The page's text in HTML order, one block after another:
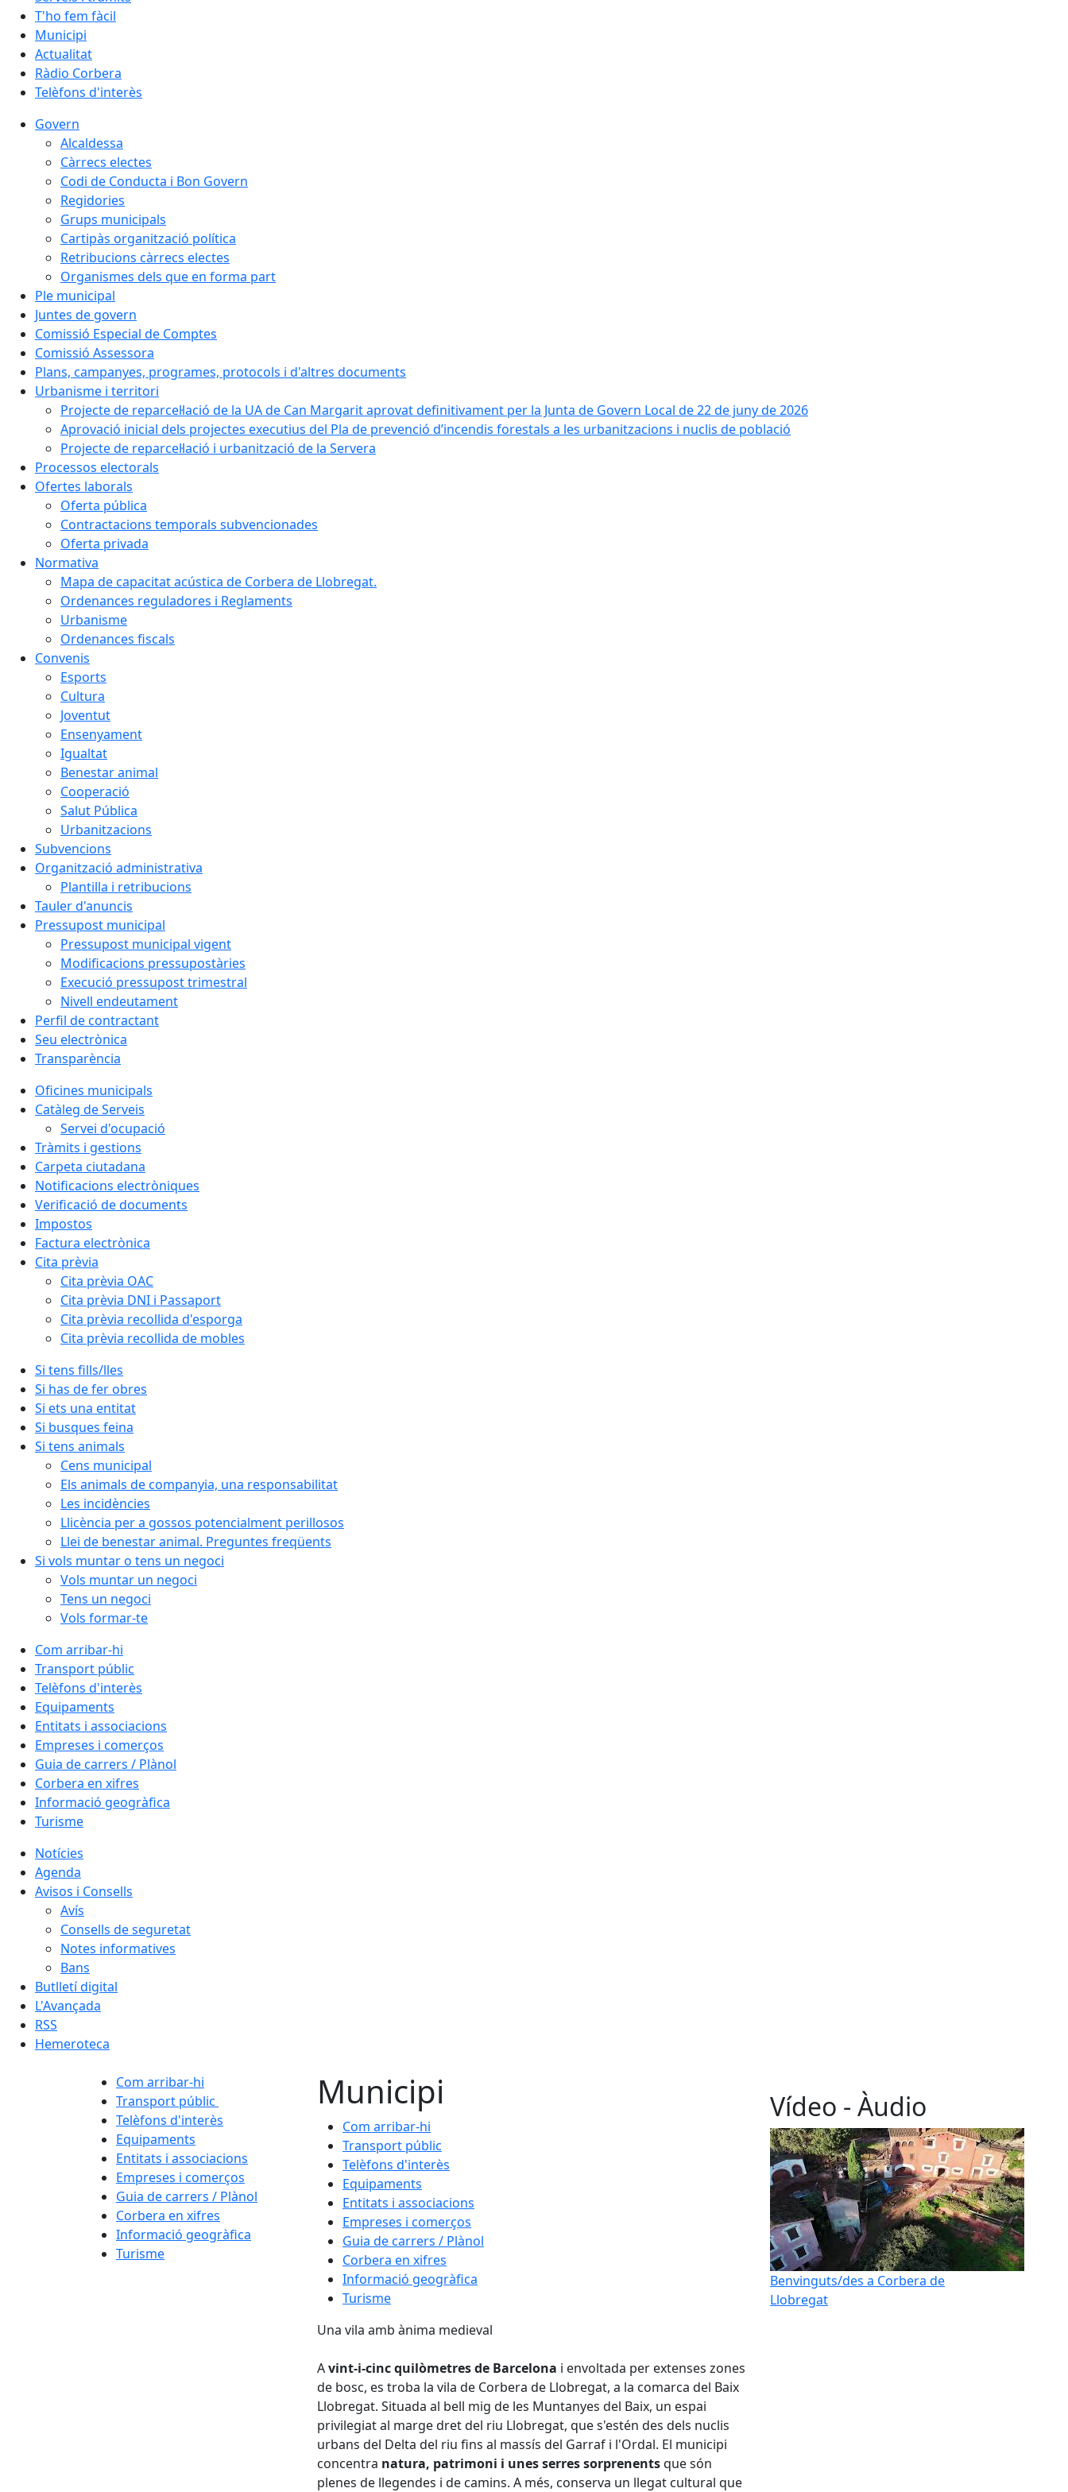
T'ho fem fàcil
Municipi
Actualitat
Ràdio Corbera
Telèfons d'interès
Govern
Alcaldessa
Càrrecs electes
Codi de Conducta i Bon Govern
Regidories
Grups municipals
Cartipàs organització política
Retribucions càrrecs electes
Organismes dels que en forma part
Ple municipal
Juntes de govern
Comissió Especial de Comptes
Comissió Assessora
Plans, campanyes, programes, protocols i d'altres documents
Urbanisme i territori
Projecte de reparcel·lació de la UA de Can Margarit aprovat definitivament per la Junta de Govern Local de 22 de juny de 2026
Aprovació inicial dels projectes executius del Pla de prevenció d’incendis forestals a les urbanitzacions i nuclis de població
Projecte de reparcel·lació i urbanització de la Servera
Processos electorals
Ofertes laborals
Oferta pública
Contractacions temporals subvencionades
Oferta privada
Normativa
Mapa de capacitat acústica de Corbera de Llobregat.
Ordenances reguladores i Reglaments
Urbanisme
Ordenances fiscals
Convenis
Esports
Cultura
Joventut
Ensenyament
Igualtat
Benestar animal
Cooperació
Salut Pública
Urbanitzacions
Subvencions
Organització administrativa
Plantilla i retribucions
Tauler d'anuncis
Pressupost municipal
Pressupost municipal vigent
Modificacions pressupostàries
Execució pressupost trimestral
Nivell endeutament
Perfil de contractant
Seu electrònica
Transparència
Oficines municipals
Catàleg de Serveis
Servei d'ocupació
Tràmits i gestions
Carpeta ciutadana
Notificacions electròniques
Verificació de documents
Impostos
Factura electrònica
Cita prèvia
Cita prèvia OAC
Cita prèvia DNI i Passaport
Cita prèvia recollida d'esporga
Cita prèvia recollida de mobles
Si tens fills/lles
Si has de fer obres
Si ets una entitat
Si busques feina
Si tens animals
Cens municipal
Els animals de companyia, una responsabilitat
Les incidències
Llicència per a gossos potencialment perillosos
Llei de benestar animal. Preguntes freqüents
Si vols muntar o tens un negoci
Vols muntar un negoci
Tens un negoci
Vols formar-te
Com arribar-hi
Transport públic
Telèfons d'interès
Equipaments
Entitats i associacions
Empreses i comerços
Guia de carrers / Plànol
Corbera en xifres
Informació geogràfica
Turisme
Notícies
Agenda
Avisos i Consells
Avís
Consells de seguretat
Notes informatives
Bans
Butlletí digital
L'Avançada
RSS
Hemeroteca
Com arribar-hi
Transport públic
Telèfons d'interès
Equipaments
Entitats i associacions
Empreses i comerços
Guia de carrers / Plànol
Corbera en xifres
Informació geogràfica
Turisme
Municipi
Com arribar-hi
Transport públic
Telèfons d'interès
Equipaments
Entitats i associacions
Empreses i comerços
Guia de carrers / Plànol
Corbera en xifres
Informació geogràfica
Turisme
Una vila amb ànima medieval
Avint-i-cinc quilòmetres de Barcelona i envoltada per extenses zones
de bosc, es troba la vila de Corbera de Llobregat, a la comarca del Baix
Llobregat. Situada al bell mig de les Muntanyes del Baix, un espai
privilegiat al marge dret del riu Llobregat, que s'estén des dels nuclis
urbans del Delta del riu fins al massís del Garraf i l'Ordal. El municipi
concentra natura, patrimoni i unes serres sorprenentsque són
plenes de llegendes i de camins. A més, conserva un llegat cultural que
Vídeo - Àudio
Benvinguts/des a Corbera de
Llobregat